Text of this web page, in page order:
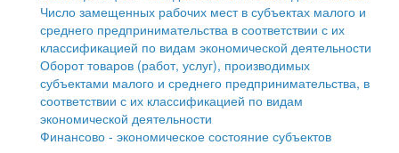
Социальная защита
Фотоальбом
Муниципальные услуги
Проекты административных регламентов
Антимонопольный комплаенс
Противодействие коррупции
Информационная поддержка субъектов малого и
среднего предпринимательства
Муниципальные программы
Контрольно-счетная палата
Число замещенных рабочих мест в субъектах малого и
среднего предпринимательства в соответствии с их
классификацией по видам экономической деятельности
Оборот товаров (работ, услуг), производимых
субъектами малого и среднего предпринимательства, в
соответствии с их классификацией по видам
экономической деятельности
Финансово - экономическое состояние субъектов